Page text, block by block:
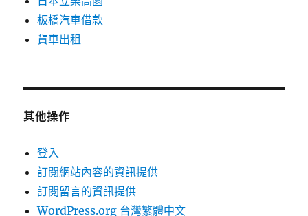
板橋汽車借款
貨車出租
其他操作
登入
訂閱網站內容的資訊提供
訂閱留言的資訊提供
WordPress.org 台灣繁體中文